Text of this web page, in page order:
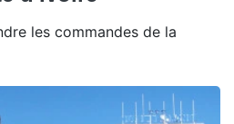
les commandes de la